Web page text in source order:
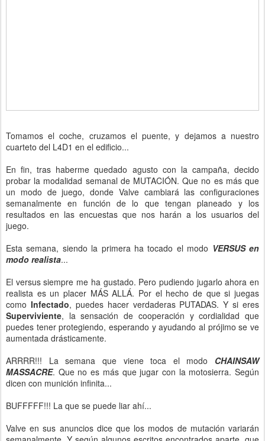
Tomamos el coche, cruzamos el puente, y dejamos a nuestro
cuarteto del L4D1 en el edificio...
En fin, tras haberme quedado agusto con la campaña, decido
probar la modalidad semanal de MUTACIÓN. Que no es más que
un modo de juego, donde Valve cambiará las configuraciones
semanalmente en función de lo que tengan planeado y los
resultados en las encuestas que nos harán a los usuarios del
juego.
Esta semana, siendo la primera ha tocado el modo VERSUS en
modo realista...
El versus siempre me ha gustado. Pero pudiendo jugarlo ahora en
realista es un placer MÁS ALLÁ. Por el hecho de que si juegas
como Infectado, puedes hacer verdaderas PUTADAS. Y si eres
Superviviente, la sensación de cooperación y cordialidad que
puedes tener protegiendo, esperando y ayudando al prójimo se ve
aumentada drásticamente.
ARRRR!!! La semana que viene toca el modo CHAINSAW
MASSACRE. Que no es más que jugar con la motosierra. Según
dicen con munición infinita...
BUFFFFF!!! La que se puede liar ahí...
Valve en sus anuncios dice que los modos de mutación variarán